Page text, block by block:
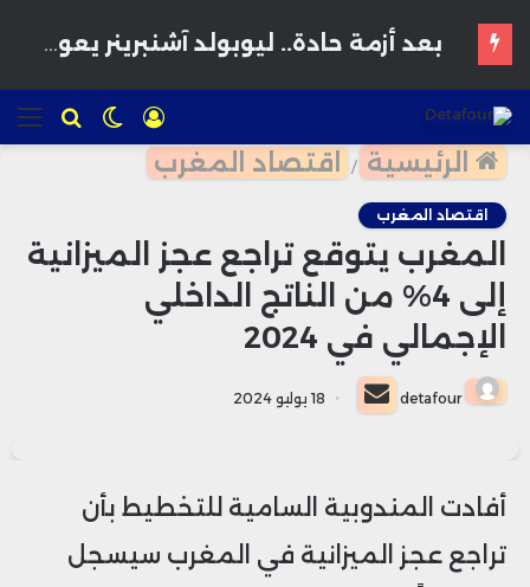
للبحث الوضع
المظلم
تسجيل
الدخول
الرئيسية / اقتصاد المغرب
اقتصاد المغرب
المغرب يتوقع تراجع عجز الميزانية
إلى 4% من الناتج الداخلي
الإجمالي في 2024
detafour
أرسل
بريدا
18 يوليو 2024
أفادت المندوبية السامية للتخطيط بأن
تراجع عجز الميزانية في المغرب سيسجل